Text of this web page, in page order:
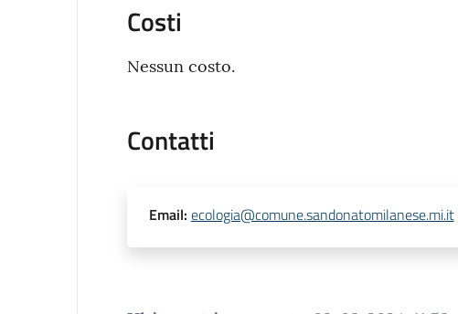
Costi
Nessun costo.
Contatti
Email: ecologia@comune.sandonatomilanese.mi.it